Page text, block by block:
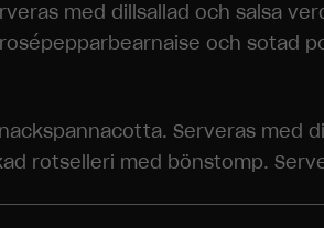
med dillsallad och salsa
och sotad
Serveras med
rotselleri med bönstomp.